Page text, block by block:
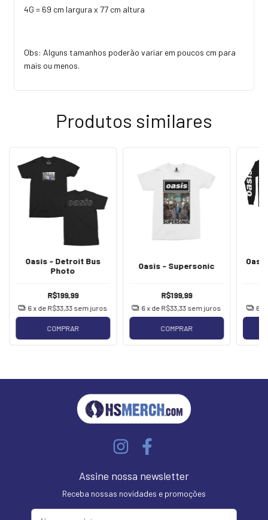
4G = 69 cm largura x 77 cm altura
Obs: Alguns tamanhos poderão variar em poucos cm para
mais ou menos.
Produtos similares
Oasis - Detroit Bus
Photo
R$199,99
6x de R$33,33 sem juros
COMPRAR
Oasis - Supersonic
R$199,99
6 x de R$33,33 sem juros
COMPRAR
6
Assine nossa newsletter
Receba nossas novidades e promoções